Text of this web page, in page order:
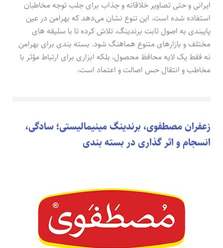
ایرانی و حتی تصاویر خلاقانه و جذاب برای جلب توجه مخاطبان
استفاده شده است. این تنوع نشان می‌دهد که بهرامن در عین
پایبندی به اصول ثابت برندینگ، تلاش کرده تا با سلیقه های
مختلف و بازارهای متنوع هماهنگ شود. بسته بندی برای بهرامن
نه فقط یک لایه محافظ محصول، بلکه ابزاری برای ارتباط مؤثر با
مخاطب و انتقال حس اصالت و اعتماد است.
زعفران مصطفوی، برندینگ مینیمالیستی؛ سادگی،
انسجام و اثر گذاری در بسته بندی